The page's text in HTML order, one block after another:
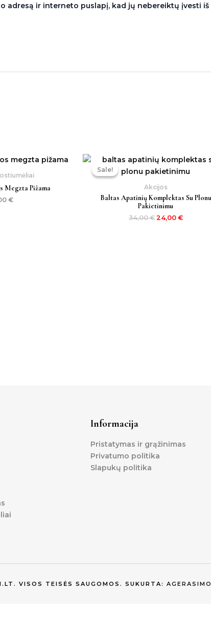
adresą ir interneto puslapį, kad jų nebereiktų įvesti
Megzta Pižama
€
Sale!
Sale!
Akcijos
Baltas Apatinių Komplektas Su Plonu
Pakietinimu
34,00€
Original
price
was:
24,00 €
Current
is:
Informacija
Pristatymas ir grąžinimas
Privatumo politika
Slapukų politika
VISOS TEISĖS SAUGOMOS. SUKURTA: